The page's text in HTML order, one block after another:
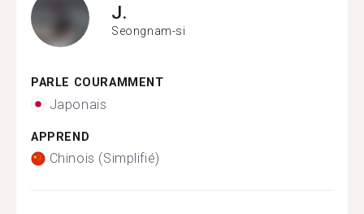
J.
Seongnam-si
PARLE COURAMMENT
Japonais
APPREND
Chinois (Simplifié)